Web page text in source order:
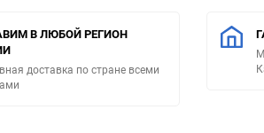
В ЛЮБОЙ РЕГИОН
доставка по стране всеми